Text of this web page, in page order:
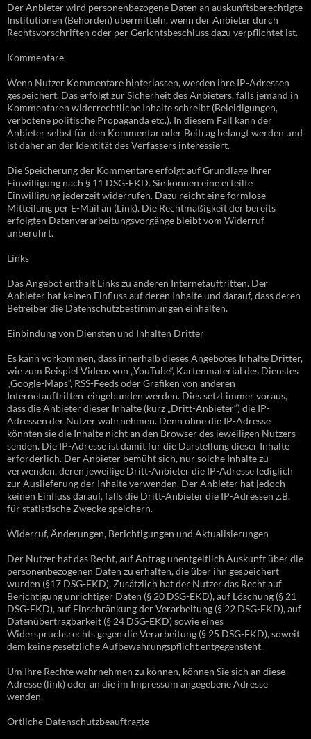
Der Anbieter wird personenbezogene Daten an auskunftsberechtigte
Institutionen (Behörden) übermitteln, wenn der Anbieter durch
Rechtsvorschriften oder per Gerichtsbeschluss dazu verpflichtet ist.
Kommentare
Wenn Nutzer Kommentare hinterlassen, werden ihre IP-Adressen
gespeichert. Das erfolgt zur Sicherheit des Anbieters, falls jemand in
Kommentaren widerrechtliche Inhalte schreibt (Beleidigungen,
verbotene politische Propaganda etc.). In diesem Fall kann der
Anbieter selbst für den Kommentar oder Beitrag belangt werden und
ist daher an der Identität des Verfassers interessiert.
Die Speicherung der Kommentare erfolgt auf Grundlage Ihrer
Einwilligung nach § 11 DSG-EKD. Sie können eine erteilte
Einwilligung jederzeit widerrufen. Dazu reicht eine formlose
Mitteilung per E-Mail an (Link). Die Rechtmäßigkeit der bereits
erfolgten Datenverarbeitungsvorgänge bleibt vom Widerruf
unberührt.
Links
Das Angebot enthält Links zu anderen Internetauftritten. Der
Anbieter hat keinen Einfluss auf deren Inhalte und darauf, dass deren
Betreiber die Datenschutzbestimmungen einhalten.
Einbindung von Diensten und Inhalten Dritter
Es kann vorkommen, dass innerhalb dieses Angebotes Inhalte Dritter,
wie zum Beispiel Videos von „YouTube“, Kartenmaterial des Dienstes
„Google-Maps“, RSS-Feeds oder Grafiken von anderen
Internetauftritten eingebunden werden. Dies setzt immer voraus,
dass die Anbieter dieser Inhalte (kurz „Dritt-Anbieter“) die IP-
Adressen der Nutzer wahrnehmen. Denn ohne die IP-Adresse
könnten sie die Inhalte nicht an den Browser des jeweiligen Nutzers
senden. Die IP-Adresse ist damit für die Darstellung dieser Inhalte
erforderlich. Der Anbieter bemüht sich, nur solche Inhalte zu
verwenden, deren jeweilige Dritt-Anbieter die IP-Adresse lediglich
zur Auslieferung der Inhalte verwenden. Der Anbieter hat jedoch
keinen Einfluss darauf, falls die Dritt-Anbieter die IP-Adressen z.B.
für statistische Zwecke speichern.
Widerruf, Änderungen, Berichtigungen und Aktualisierungen
Der Nutzer hat das Recht, auf Antrag unentgeltlich Auskunft über die
personenbezogenen Daten zu erhalten, die über ihn gespeichert
wurden (§17 DSG-EKD). Zusätzlich hat der Nutzer das Recht auf
Berichtigung unrichtiger Daten (§ 20 DSG-EKD), auf Löschung (§ 21
DSG-EKD), auf Einschränkung der Verarbeitung (§ 22 DSG-EKD), auf
Datenübertragbarkeit (§ 24 DSG-EKD) sowie eines
Widerspruchsrechts gegen die Verarbeitung (§ 25 DSG-EKD), soweit
dem keine gesetzliche Aufbewahrungspflicht entgegensteht.
Um Ihre Rechte wahrnehmen zu können, können Sie sich an diese
Adresse (link) oder an die im Impressum angegebene Adresse
wenden.
Örtliche Datenschutzbeauftragte